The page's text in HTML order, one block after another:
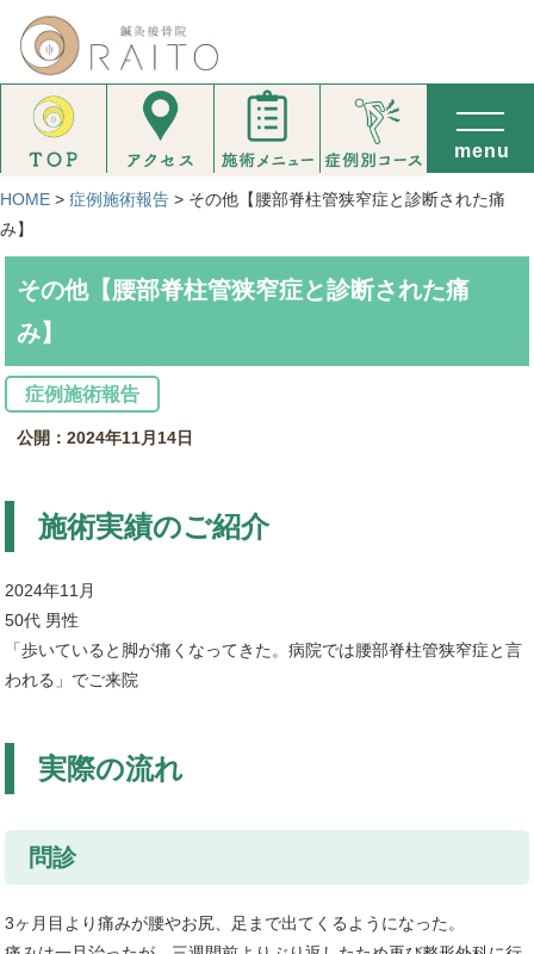
HOME > 症例施術報告 > その他【腰部脊柱管狭窄症と診断された痛
み】
その他【腰部脊柱管狭窄症と診断された痛
み】
症例施術報告
公開：2024年11月14日
施術実績のご紹介
2024年11月
50代 男性
「歩いていると脚が痛くなってきた。病院では腰部脊柱管狭窄症と言
われる」でご来院
実際の流れ
問診
3ヶ月目より痛みが腰やお尻、足まで出てくるようになった。